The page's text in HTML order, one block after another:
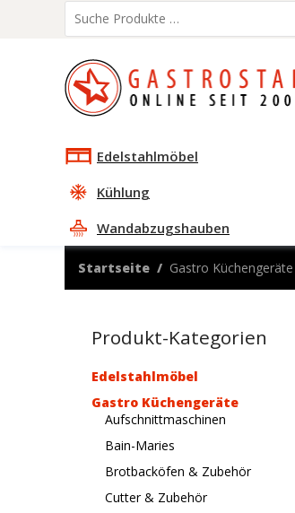
Edelstahlmöbel
Kühlung
Wandabzugshauben
Startseite Gastro Küchengeräte
Produkt-Kategorien
Edelstahlmöbel
Gastro Küchengeräte
Aufschnittmaschinen
Bain-Maries
Brotbacköfen & Zubehör
Cutter & Zubehör